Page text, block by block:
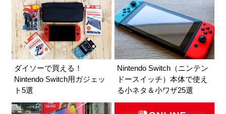
ダイソーで買える！
Nintendo Switch用ガジェッ
ト5選
Nintendo Switch（ニンテン
ドースイッチ）本体で使え
る小ネタ＆小ワザ25選